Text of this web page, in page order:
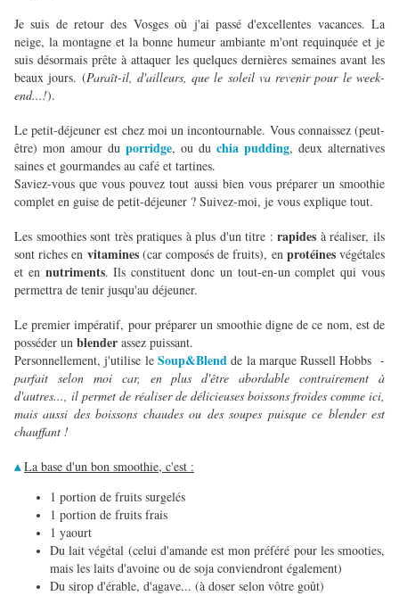
Je suis de retour des Vosges où j'ai passé d'excellentes vacances. La
neige, la montagne et la bonne humeur ambiante m'ont requinquée et je
suis désormais prête à attaquer les quelques dernières semaines avant les
beaux jours. (Paraît-il, d'ailleurs, que le soleil va revenir pour le week-
end...!).
Le petit-déjeuner est chez moi un incontournable. Vous connaissez (peut-
être) mon amour du porridge, ou du chia pudding, deux alternatives
saines et gourmandes au café et tartines.
Saviez-vous que vous pouvez tout aussi bien vous préparer un smoothie
complet en guise de petit-déjeuner ? Suivez-moi, je vous explique tout.
Les smoothies sont très pratiques à plus d'un titre :rapides à réaliser, ils
sont riches en vitamines(car composés de fruits), en protéinesvégétales
et en nutriments. Ils constituent donc un tout-en-un complet qui vous
permettra de tenir jusqu'au déjeuner.
Le premier impératif, pour préparer un smoothie digne de ce nom, est de
posséder un blender assez puissant.
Personnellement, j'utilise le Soup&Blendde la marque Russell Hobbs -
parfait selon moi car, en plus d'être abordable contrairement à
d'autres..., il permet de réaliser de délicieuses boissons froides comme ici,
mais aussi des boissons chaudes ou des soupes puisque ce blender est
chauffant !
▴ La base d'un bon smoothie, c'est :
1 portion de fruits surgelés
1 portion de fruits frais
1 yaourt
Du lait végétal (celui d'amande est mon préféré pour les smooties,
mais les laits d'avoine ou de soja conviendront également)
Du sirop d'érable, d'agave... (à doser selon vôtre goût)